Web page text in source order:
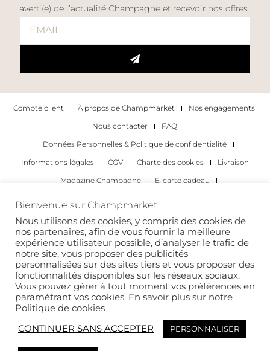
averti(e) de l’actualité Champagne et recevoir nos offres
Compte client À propos de Champmarket
Nos engagements
Nous contacter
FAQ
Données Personnelles & Politique de confidentialité
Informations légales
CGV Charte des cookies
Livraison
Magazine Champagne
E-carte cadeau
Les occasions pour déguster du champagne
Pour les particuliers
Pour les entreprises
Copyright 2022 © tous droits réservés. Champmarket.
Bienvenue sur Champmarket
Nous utilisons des cookies, y compris des cookies de
nos partenaires, afin de vous fournir la meilleure
expérience utilisateur possible, d’analyser le trafic de
notre site, vous proposer des publicités
personnalisées sur des sites tiers et vous proposer des
fonctionnalités disponibles sur les réseaux sociaux.
Vous pouvez gérer à tout moment vos préférences en
paramétrant vos cookies. En savoir plus sur notre
Politique de cookies
CONTINUER SANS ACCEPTER
PERSONNALISER